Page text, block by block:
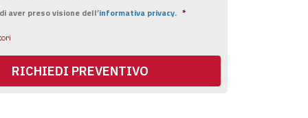
aver preso visione dell’informativa privacy. *
RICHIEDI PREVENTIVO